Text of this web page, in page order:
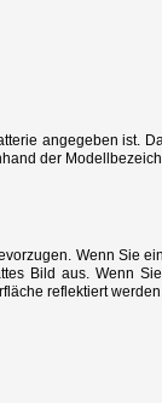
angegeben ist.
der
Wenn Sie
Bild aus. Wenn
reflektiert